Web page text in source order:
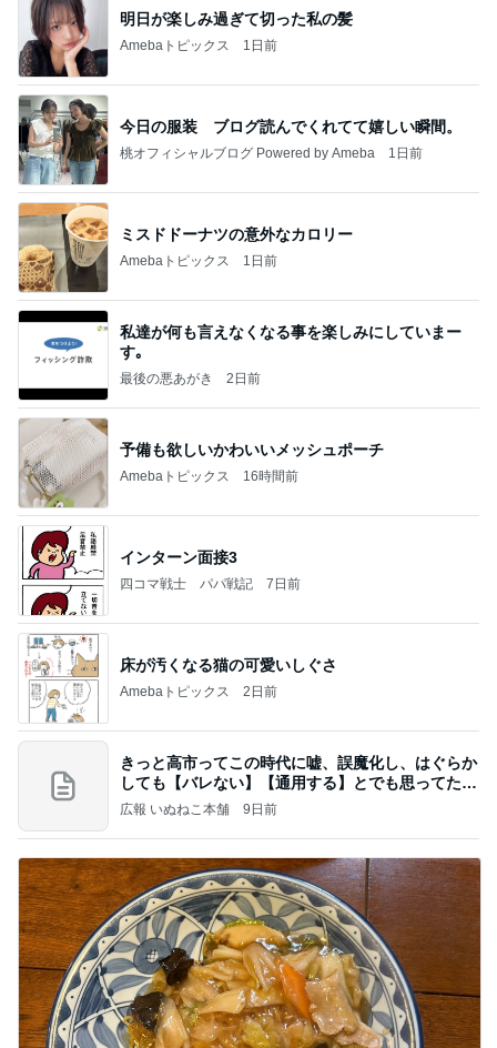
明日が楽しみ過ぎて切った私の髪
Amebaトピックス 1日前
今日の服装 ブログ読んでくれてて嬉しい瞬間。
桃オフィシャルブログ Powered by Ameba 1日前
ミスドドーナツの意外なカロリー
Amebaトピックス 1日前
私達が何も言えなくなる事を楽しみにしていまー
す｡
最後の悪あがき 2日前
予備も欲しいかわいいメッシュポーチ
Amebaトピックス 16時間前
インターン面接3
四コマ戦士 パパ戦記 7日前
床が汚くなる猫の可愛いしぐさ
Amebaトピックス 2日前
きっと高市ってこの時代に嘘、誤魔化し、はぐらか
しても【バレない】【通用する】とでも思ってたん
だろ
広報 いぬねこ本舗 9日前